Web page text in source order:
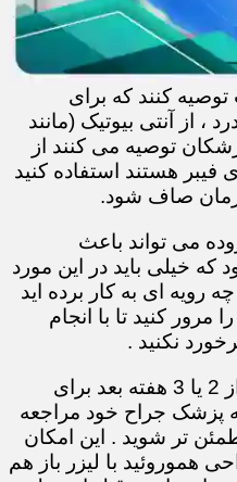
کنند که برای
از آنتی بیوتیک (مانند
توصیه می کنند از
هستند استفاده کنید
زمان صاف شود.
می تواند باعث
که خیلی باید در این مورد
رویه ای به کار برده اید
مرور کنید تا با انجام
نکنید .
پس از انجام کارهای بالا پس از 2 یا 3 هفته بعد برای
پزشک جراح خود مراجعه
تر شوید . این امکان
هموروئید با لیزر باز هم